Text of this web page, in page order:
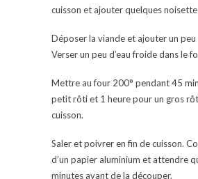
cuisson et ajouter quelques
Déposer la viande et ajouter un peu
Verser un peu d’eau froide dans le
Mettre au four 200° pendant 45
petit rôti et 1 heure pour un gros
cuisson.
Saler et poivrer en fin de cuisson.
d’un papier aluminium et attendre
minutes avant de la découper.